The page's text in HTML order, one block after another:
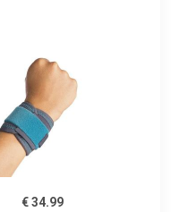
€ 34.99